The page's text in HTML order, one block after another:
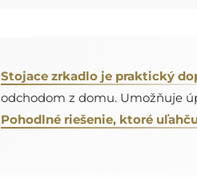
Stojace zrkadlo je praktický
odchodom z domu. Umožňuje
Pohodlné riešenie, ktoré